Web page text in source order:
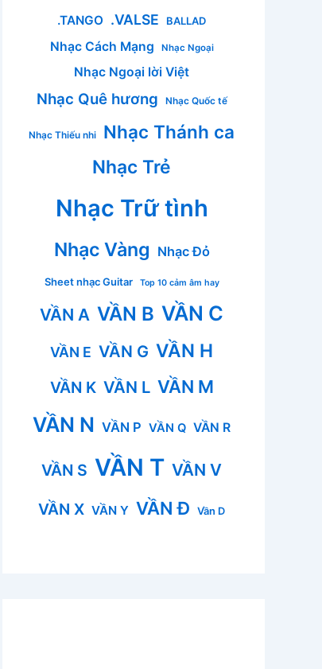
.TANGO .VALSE BALLAD
Nhạc Cách Mạng Nhạc Ngoại
Nhạc Ngoại lời Việt
Nhạc Quê hương Nhạc Quốc tế
Nhạc Thiếu nhi Nhạc Thánh ca
Nhạc Trẻ
Nhạc Trữ tình
Nhạc Vàng Nhạc Đỏ
Sheet nhạc Guitar Top 10 cảm âm hay
VẦN A VẦN B VẦN C
VẦN E VẦN G VẦN H
VẦN K VẦN L VẦN M
VẦN N VẦN P VẦN Q VẦN R
VẦN S VẦN T VẦN V
VẦN X VẦN Y VẦN Đ Vần D